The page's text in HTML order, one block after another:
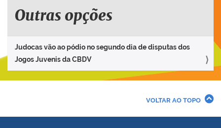
Outras opções
Judocas vão ao pódio no segundo dia de disputas dos
Jogos Juvenis da CBDV
VOLTAR AO TOPO